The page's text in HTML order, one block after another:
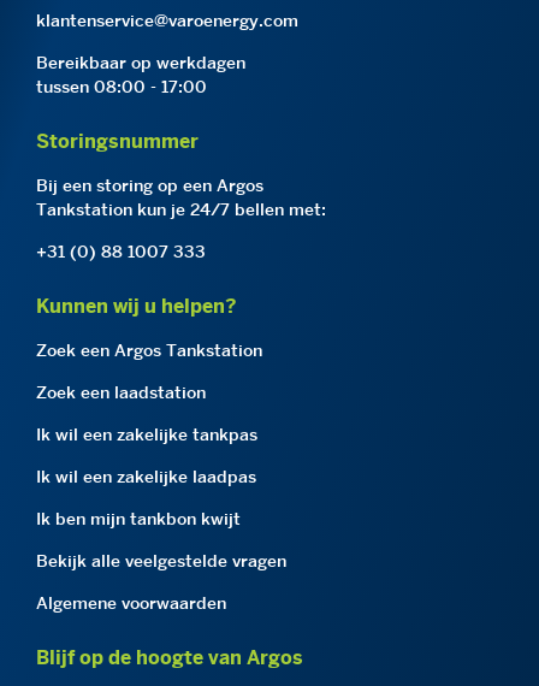
klantenservice@varoenergy.com
Bereikbaar op werkdagen
tussen 08:00 - 17:00
Storingsnummer
Bij een storing op een Argos
Tankstation kun je 24/7 bellen met:
+31 (0) 88 1007 333
Kunnen wij u helpen?
Zoek een Argos Tankstation
Zoek een laadstation
Ik wil een zakelijke tankpas
Ik wil een zakelijke laadpas
Ik ben mijn tankbon kwijt
Bekijk alle veelgestelde vragen
Algemene voorwaarden
Blijf op de hoogte van Argos